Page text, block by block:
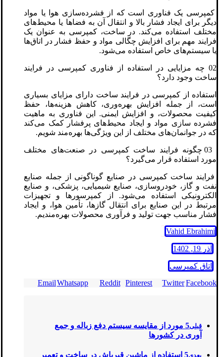
کمپرسی یک فناوری است که از فشرده‌سازی هوا یا مواد
دیگر برای ایجاد فشار بالا و انتقال آن به فضاها یا محیط‌های
مختلف استفاده می‌کند. در ساخت، کمپرسی به عنوان یک
فرایند مهم برای افزایش چگالی مواد و حفظ فشار در اتاق‌ها
یا سیستم‌های خاص استفاده می‌شود.
02 چه مزایایی در استفاده از فناوری کمپرسی در فرایند
ساخت وجود دارد؟
استفاده از کمپرسی در فرایند ساخت دارای مزایای بسیاری
است، از جمله افزایش بهره‌وری، کاهش هزینه‌ها، حفظ
کیفیت محصولات، و افزایش ایمنی. این فناوری به ماهیت
فشرده سازی مواد و ایجاد محیط‌های پرفشار کمک می‌کند
که در جوانمان‌های مختلف از این ویژگی‌ها بهره‌مند شویم.
03 چگونه فرایند ساخت کمپرسی در صنعت‌های مختلف
مورد استفاده قرار می‌گیرد؟
فرایند ساخت کمپرسی در صنایع گوناگونی از جمله صنایع
نفت و گاز، خودروسازی، صنایع شیمیایی، پزشکی، و صنایع
الکترونیکی استفاده می‌شود. از کمپرسورها و تجهیزات
مرتبط در این صنایع برای انتقال گازها، تأمین هوا، و ایجاد
فشار مناسب جهت تولید و فرآوری محصولات بهره‌مندیم.
Vahid Ebrahimi
آذر 19, 1402
اتاق کمپرسی
Facebook
Twitter
Pinterest
Reddit
Whatsapp
Email
قبلی
5 مورد از مقایسه سیستم دفع زباله و جمع
آوری در کشورها
بعدی 5 استفاده از ماشین قیرپاش در ساخت و تعمیر